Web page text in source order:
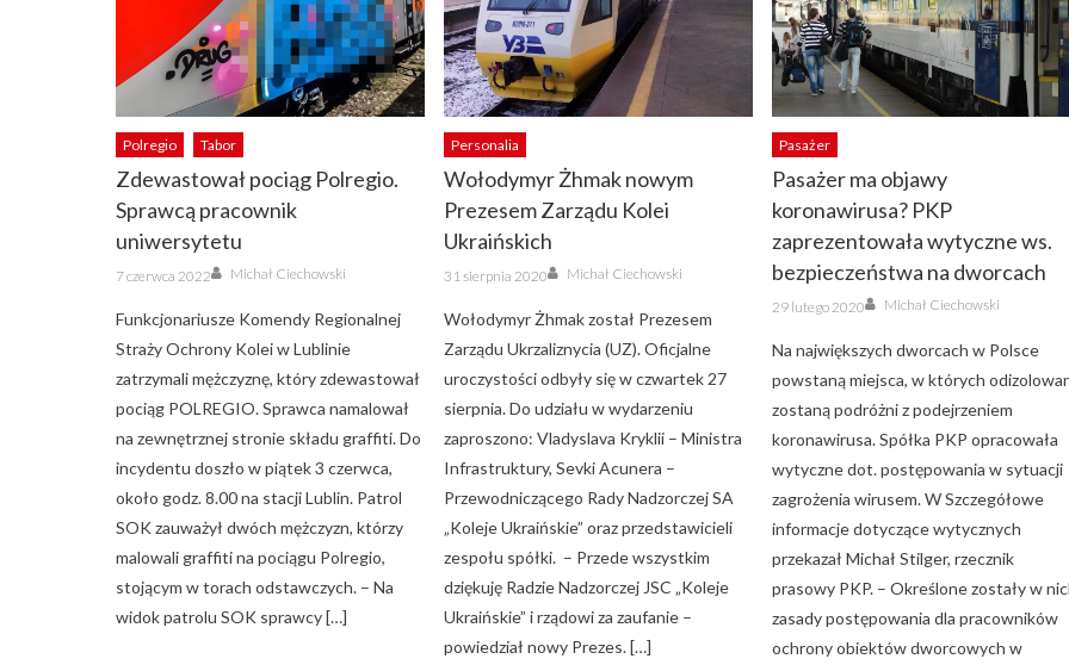
Polregio Tabor
Zdewastował pociąg Polregio.
Sprawcą pracownik
uniwersytetu
Posted
on
7 czerwca 2022 Author
Michał Ciechowski
Funkcjonariusze Komendy Regionalnej
Straży Ochrony Kolei w Lublinie
zatrzymali mężczyznę, który zdewastował
pociąg POLREGIO. Sprawca namalował
na zewnętrznej stronie składu graffiti. Do
incydentu doszło w piątek 3 czerwca,
około godz. 8.00 na stacji Lublin. Patrol
SOK zauważył dwóch mężczyzn, którzy
malowali graffiti na pociągu Polregio,
stojącym w torach odstawczych. – Na
widok patrolu SOK sprawcy […]
Personalia
Wołodymyr Żhmak nowym
Prezesem Zarządu Kolei
Ukraińskich
Posted
on
31 sierpnia 2020 Author
Michał Ciechowski
Wołodymyr Żhmak został Prezesem
Zarządu Ukrzaliznycia (UZ). Oficjalne
uroczystości odbyły się w czwartek 27
sierpnia. Do udziału w wydarzeniu
zaproszono: Vladyslava Kryklii – Ministra
Infrastruktury, Sevki Acunera –
Przewodniczącego Rady Nadzorczej SA
„Koleje Ukraińskie” oraz przedstawicieli
zespołu spółki. – Przede wszystkim
dziękuję Radzie Nadzorczej JSC „Koleje
Ukraińskie” i rządowi za zaufanie –
powiedział nowy Prezes. […]
Pasażer
Pasażer ma objawy
koronawirusa? PKP
zaprezentowała wytyczne ws.
bezpieczeństwa na dworcach
Posted
on
29 lutego 2020 Author
Michał Ciechowski
Na największych dworcach w Polsce
powstaną miejsca, w których
zostaną podróżni z podejrzeniem
koronawirusa. Spółka PKP opracowała
wytyczne dot. postępowania w sytuacji
zagrożenia wirusem. W Szczegółowe
informacje dotyczące wytycznych
przekazał Michał Stilger, rzecznik
prasowy PKP. – Określone zostały w
zasady postępowania dla pracowników
ochrony obiektów dworcowych w